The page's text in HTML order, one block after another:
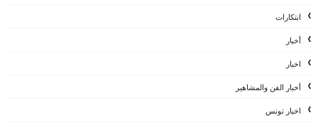
ابتكارات
أخبار
اخبار
أخبار الفن والمشاهير
اخبار تونس